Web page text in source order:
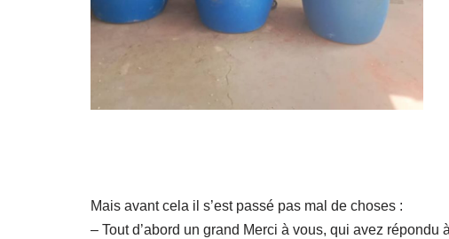
Mais avant cela il s’est passé pas mal de choses :
– Tout d’abord un grand Merci à vous, qui avez